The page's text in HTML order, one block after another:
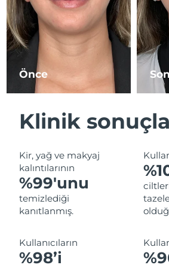
Önce
Klinik
Kir, yağ ve makyaj
kalıntılarının
%99'unu
temizlediği
kanıtlanmış.
Kullanıcıların
%98’i
İsrail
İtalya
Japonya
Jersey
Kazakistan
Kuveyt
Letonya